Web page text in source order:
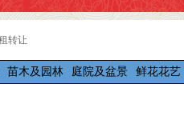
转让
苗木及园林 庭院及盆景 鲜花花艺